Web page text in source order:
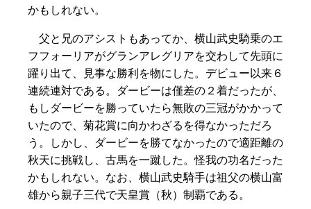
かもしれない。
父と兄のアシストもあってか、横山武史騎乗のエ
フフォーリアがグランアレグリアを交わして先頭に
躍り出て、見事な勝利を物にした。デビュー以来６
連続連対である。ダービーは僅差の２着だったが、
もしダービーを勝っていたら無敗の三冠がかかって
いたので、菊花賞に向かわざるを得なかっただろ
う。しかし、ダービーを勝てなかったので適距離の
秋天に挑戦し、古馬を一蹴した。怪我の功名だった
かもしれない。なお、横山武史騎手は祖父の横山富
雄から親子三代で天皇賞（秋）制覇である。